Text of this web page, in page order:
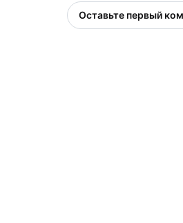
Оставьте первый